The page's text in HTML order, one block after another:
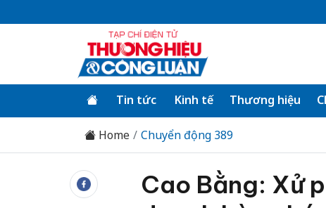
Tin tức Kinh tế Thương hiệu
Home Chuyển động 389
Cao Bằng: Xử